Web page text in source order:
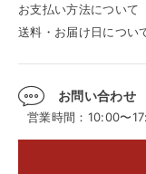
お支払い方法について
送料・お届け日につい
お問い合わせ
営業時間：10:00〜